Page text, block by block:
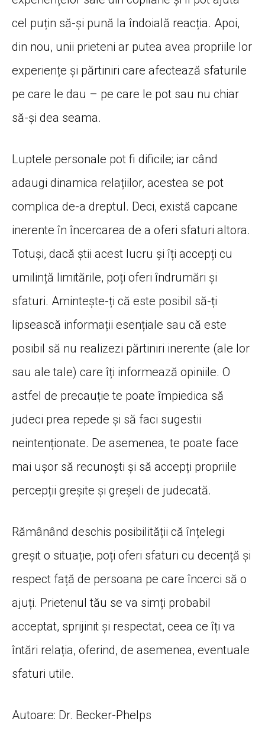
cel puțin să-și pună la îndoială reacția. Apoi,
din nou, unii prieteni ar putea avea propriile lor
experiențe și părtiniri care afectează sfaturile
pe care le dau – pe care le pot sau nu chiar
să-și dea seama.
Luptele personale pot fi dificile; iar când
adaugi dinamica relațiilor, acestea se pot
complica de-a dreptul. Deci, există capcane
inerente în încercarea de a oferi sfaturi altora.
Totuși, dacă știi acest lucru și îți accepți cu
umilință limitările, poți oferi îndrumări și
sfaturi. Amintește-ți că este posibil să-ți
lipsească informații esențiale sau că este
posibil să nu realizezi părtiniri inerente (ale lor
sau ale tale) care îți informează opiniile. O
astfel de precauție te poate împiedica să
judeci prea repede și să faci sugestii
neintenționate. De asemenea, te poate face
mai ușor să recunoști și să accepți propriile
percepții greșite și greșeli de judecată.
Rămânând deschis posibilității că înțelegi
greșit o situație, poți oferi sfaturi cu decență și
respect față de persoana pe care încerci să o
ajuți. Prietenul tău se va simți probabil
acceptat, sprijinit și respectat, ceea ce îți va
întări relația, oferind, de asemenea, eventuale
sfaturi utile.
Autoare: Dr. Becker-Phelps